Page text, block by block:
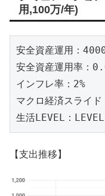
用,100万/年)
安全資産運用：
安全資産運用率：
インフレ率：2%
マクロ経済スライ
生活LEVEL：
【支出推移】